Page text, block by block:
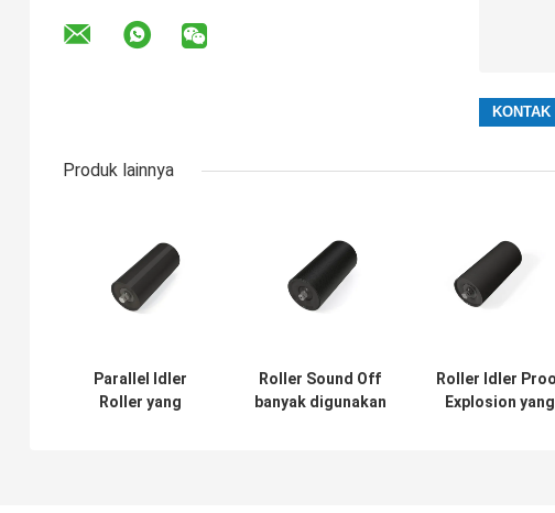
Produk lainnya
Parallel Idler
Roller yang
Roller Sound Off
banyak digunakan
Roller Idler
Explosion yang